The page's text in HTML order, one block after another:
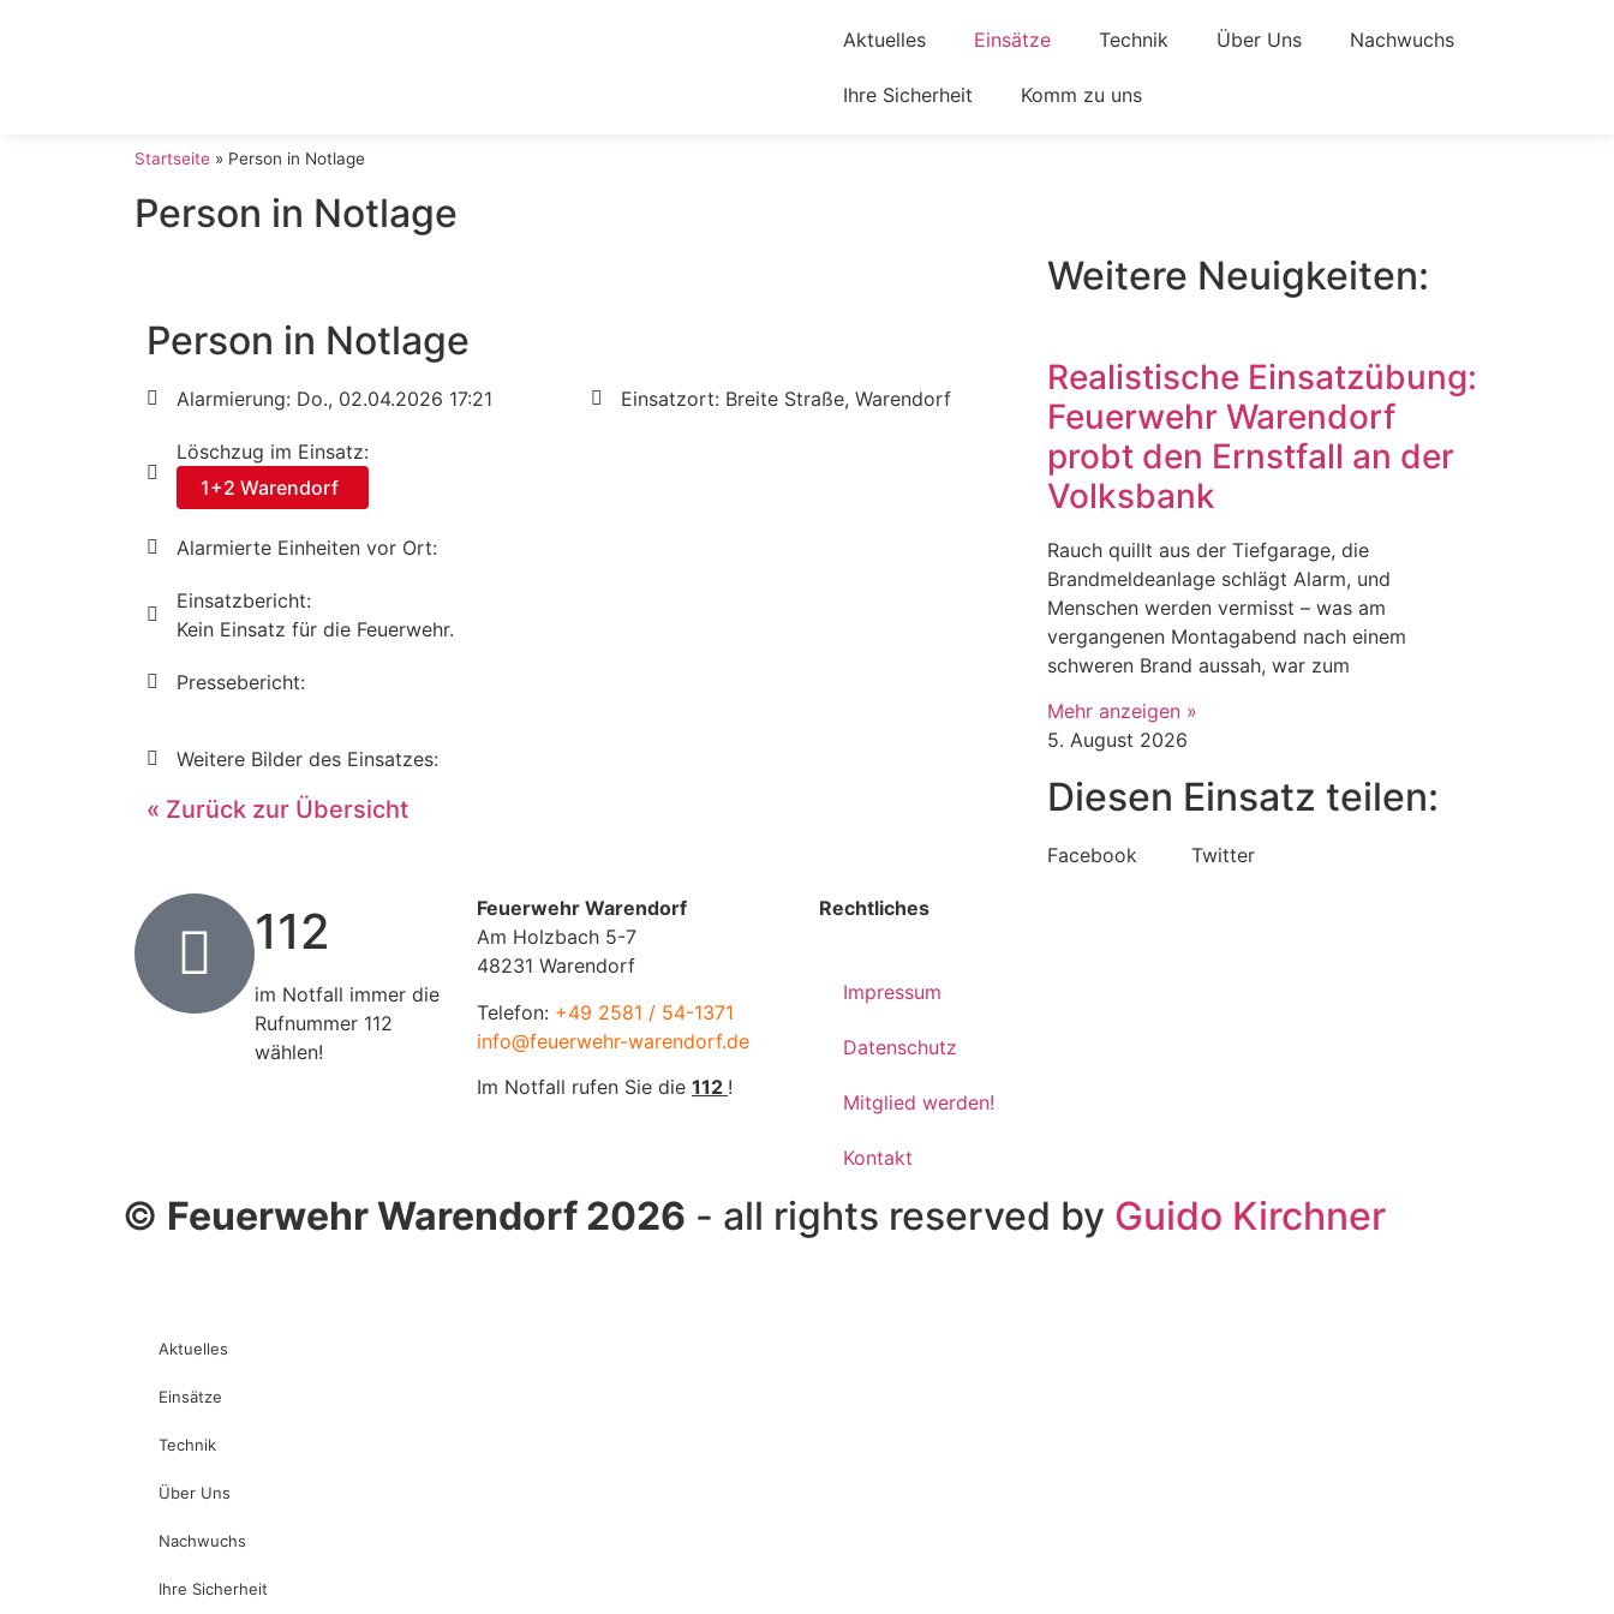
Aktuelles Einsätze Technik Über Uns Nachwuchs
Ihre Sicherheit Komm zu uns
Startseite » Person in Notlage
Person in Notlage
Person in Notlage
Alarmierung: Do., 02.04.2026 17:21 Einsatzort: Breite Straße, Warendorf
Löschzug im Einsatz:
1+2 Warendorf
Alarmierte Einheiten vor Ort:
Einsatzbericht:
Kein Einsatz für die Feuerwehr.
Pressebericht:
Weitere Bilder des Einsatzes:
« Zurück zur Übersicht
Weitere Neuigkeiten:
Realistische Einsatzübung:
Feuerwehr Warendorf
probt den Ernstfall an der
Volksbank
Rauch quillt aus der Tiefgarage, die
Brandmeldeanlage schlägt Alarm, und
Menschen werden vermisst – was am
vergangenen Montagabend nach einem
schweren Brand aussah, war zum
Mehr anzeigen »
5. August 2026
Diesen Einsatz teilen:
Facebook Twitter
112
im Notfall immer die
Rufnummer 112
wählen!
Feuerwehr Warendorf
Am Holzbach 5-7
48231 Warendorf
Telefon: +49 2581 / 54-1371
info@feuerwehr-warendorf.de
Im Notfall rufen Sie die 112 !
Rechtliches
Impressum
Datenschutz
Mitglied werden!
Kontakt
© Feuerwehr Warendorf 2026 - all rights reserved by Guido Kirchner
Aktuelles
Einsätze
Technik
Über Uns
Nachwuchs
Ihre Sicherheit